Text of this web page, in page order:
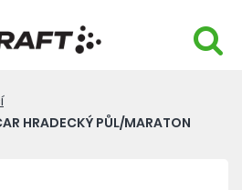
HRADECKÝ PŮL/MARATON